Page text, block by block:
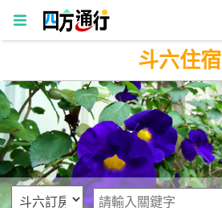
四
方
通
行
訂
房
斗六住宿